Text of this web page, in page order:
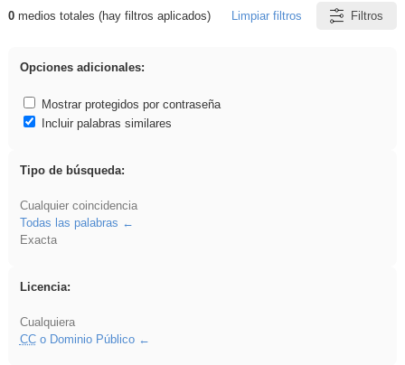
Resultados de: Arquitectura
0medios totales (hay filtros aplicados) Limpiar filtros Filtros
Opciones adicionales:
Mostrar protegidos por contraseña
Incluir palabras similares
Tipo de búsqueda:
Cualquier coincidencia
Todas las palabras
Exacta
Licencia:
Cualquiera
CCo Dominio Público